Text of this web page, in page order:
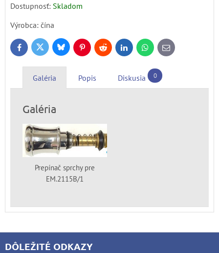
Dostupnosť: Skladom
Výrobca: čína
FacebookTwitter BlueskyPinterestReddit LinkedInWhatsApp
E-
mail
Galéria Popis Diskusia 0
Galéria
Prepínač sprchy pre
EM.2115B/1
DÔLEŽITÉ ODKAZY